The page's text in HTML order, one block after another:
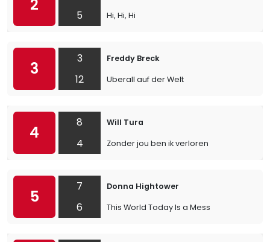
2
5
Hi, Hi, Hi
3
3
12
Freddy Breck
Uberall auf der Welt
4
8
4
Will Tura
Zonder jou ben ik verloren
5
7
6
Donna Hightower
This World Today Is a Mess